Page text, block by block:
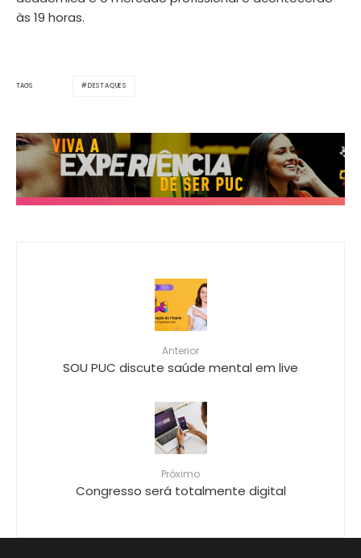
às 19 horas.
TAGS DESTAQUES
Anterior
SOU PUC discute saúde mental em live
Próximo
Congresso será totalmente digital